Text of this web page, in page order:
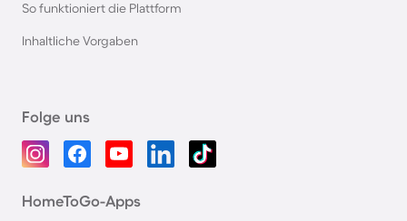
So funktioniert die Plattform
Inhaltliche Vorgaben
Folge uns
HomeToGo-Apps